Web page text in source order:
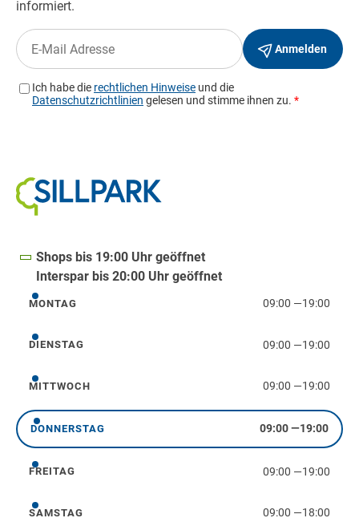
Shops bis 19:00 Uhr geöffnet
Interspar bis 20:00 Uhr geöffnet
Montag
MONTAG 09:00 —19:00
Dienstag
DIENSTAG 09:00 —19:00
Mittwoch
MITTWOCH 09:00 —19:00
Donnerstag
DONNERSTAG 09:00—19:00
Freitag
FREITAG 09:00 —19:00
SAMSTAG 09:00 —18:00